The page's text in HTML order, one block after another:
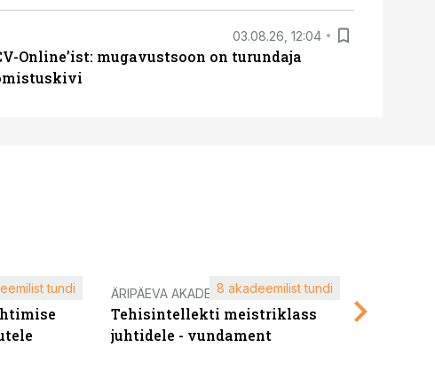
03.08.26, 12:04
Online’ist: mugavustsoon on turundaja
tundi ÄRIPÄEVA AKADEEMIA
Tehisintellekti meistriklass
juhtidele - vundament
8 akadeemilist tundi